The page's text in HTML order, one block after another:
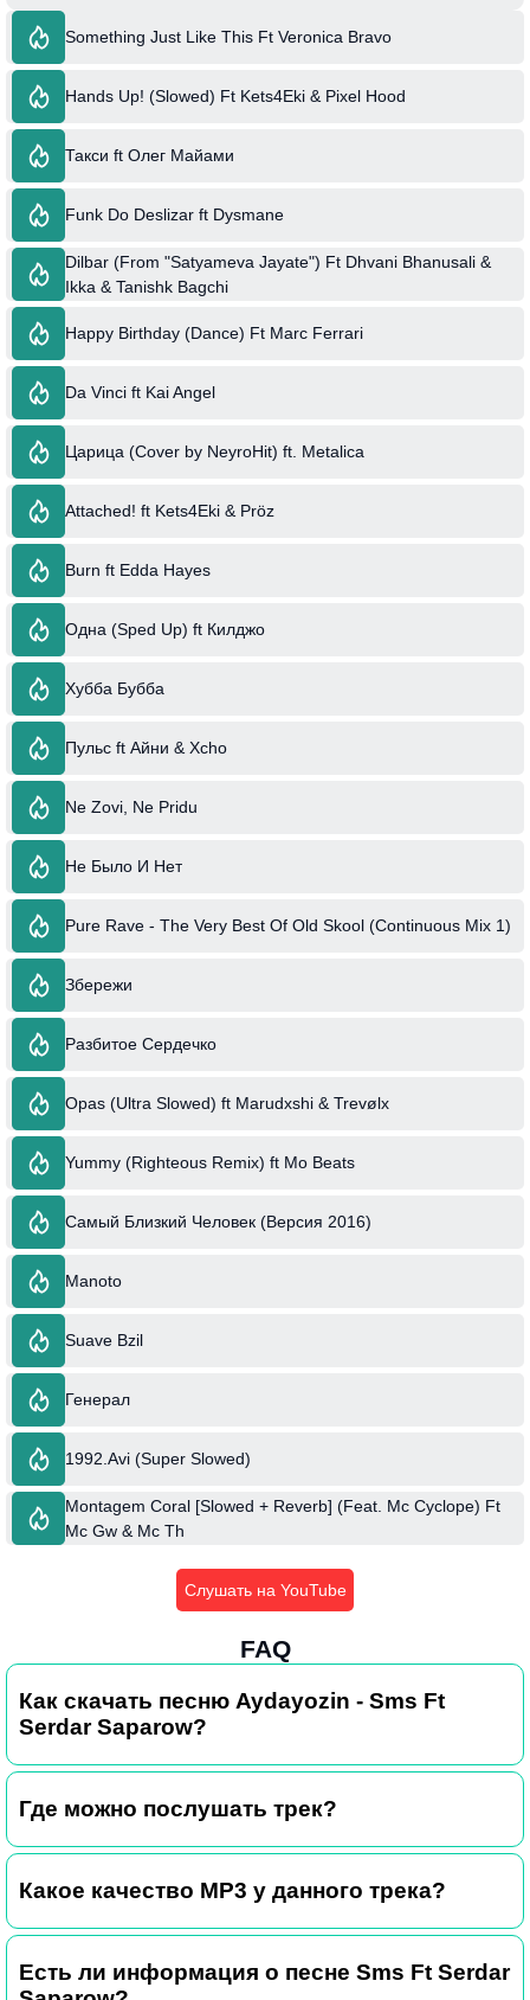
Something Just Like This Ft Veronica Bravo
Hands Up! (Slowed) Ft Kets4Eki & Pixel Hood
Такси ft Олег Майами
Funk Do Deslizar ft Dysmane
Dilbar (From "Satyameva Jayate") Ft Dhvani Bhanusali &
Ikka & Tanishk Bagchi
Happy Birthday (Dance) Ft Marc Ferrari
Da Vinci ft Kai Angel
Царица (Cover by NeyroHit) ft. Metalica
Attached! ft Kets4Eki & Pröz
Burn ft Edda Hayes
Одна (Sped Up) ft Килджо
Хубба Бубба
Пульс ft Айни & Xcho
Ne Zovi, Ne Pridu
Не Было И Нет
Pure Rave - The Very Best Of Old Skool (Continuous Mix 1)
Збережи
Разбитое Сердечко
Opas (Ultra Slowed) ft Marudxshi & Trevølx
Yummy (Righteous Remix) ft Mo Beats
Самый Близкий Человек (Версия 2016)
Manoto
Suave Bzil
Генерал
1992.Avi (Super Slowed)
Montagem Coral [Slowed + Reverb] (Feat. Mc Cyclope) Ft
Mc Gw & Mc Th
Слушать на YouTube
FAQ
Как скачать песню Aydayozin - Sms Ft
Serdar Saparow?
Где можно послушать трек?
Какое качество MP3 у данного трека?
Есть ли информация о песне Sms Ft Serdar